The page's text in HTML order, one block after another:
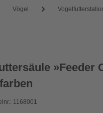
Vögel
»Feeder
1168001